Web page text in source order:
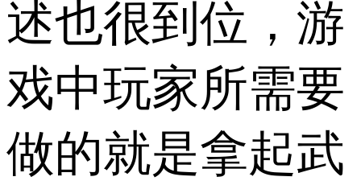
述也很到位，游
戏中玩家所需要
做的就是拿起武